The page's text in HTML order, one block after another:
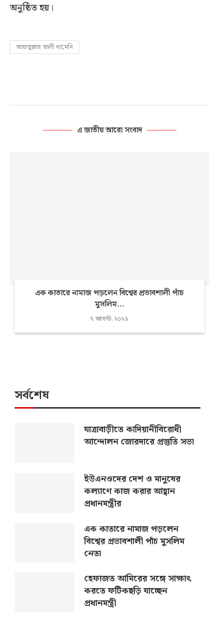
অনুষ্ঠিত হয়।
আয়াতুল্লাহ আলী খামেনি
এ জাতীয় আরো সংবাদ
এক কাতারে নামাজ পড়লেন বিশ্বের প্রভাবশালী পাঁচ
মুসলিম...
৭ আগস্ট, ২০২৬
সর্বশেষ
যাত্রাবাড়ীতে কাদিয়ানীবিরোধী
আন্দোলন জোরদারে প্রস্তুতি সভা
ইউএনওদের দেশ ও মানুষের
কল্যাণে কাজ করার আহ্বান
প্রধানমন্ত্রীর
এক কাতারে নামাজ পড়লেন
বিশ্বের প্রভাবশালী পাঁচ মুসলিম
নেতা
হেফাজত আমিরের সঙ্গে সাক্ষাৎ
করতে ফটিকছড়ি যাচ্ছেন
প্রধানমন্ত্রী